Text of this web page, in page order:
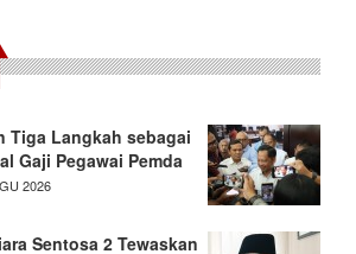
Tiga Langkah sebagai
Gaji Pegawai Pemda
2026
Sentosa 2 Tewaskan